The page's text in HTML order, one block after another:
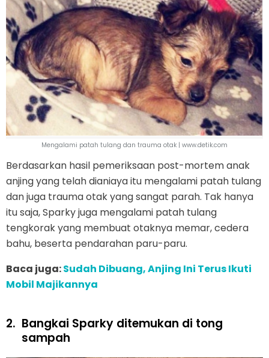
Mengalami patah tulang dan trauma otak | www.detik.com
Berdasarkan hasil pemeriksaan post-mortem anak
anjing yang telah dianiaya itu mengalami patah tulang
dan juga trauma otak yang sangat parah. Tak hanya
itu saja, Sparky juga mengalami patah tulang
tengkorak yang membuat otaknya memar, cedera
bahu, beserta pendarahan paru-paru.
Baca juga:Sudah Dibuang, Anjing Ini Terus Ikuti
Mobil Majikannya
2. Bangkai Sparky ditemukan di tong
sampah